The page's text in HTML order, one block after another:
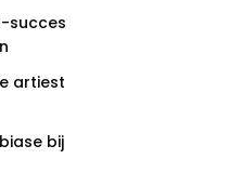
succes
artiest
bij